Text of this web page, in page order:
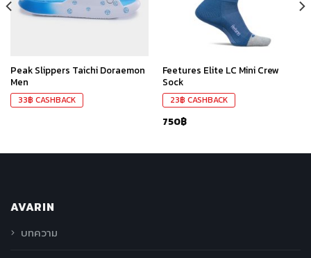
Peak Slippers Taichi Doraemon
Men
33฿ CASHBACK
Feetures Elite LC Mini Crew
Sock
23฿ CASHBACK
750฿
AVARIN
บทความ